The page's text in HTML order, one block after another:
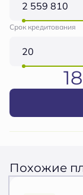
Срок кредитования
Похожие